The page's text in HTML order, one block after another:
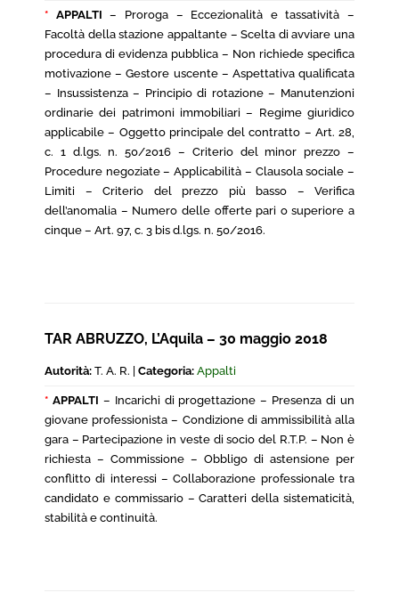
* APPALTI– Proroga – Eccezionalità e tassatività –
Facoltà della stazione appaltante – Scelta di avviare una
procedura di evidenza pubblica – Non richiede specifica
motivazione – Gestore uscente – Aspettativa qualificata
– Insussistenza – Principio di rotazione – Manutenzioni
ordinarie dei patrimoni immobiliari – Regime giuridico
applicabile – Oggetto principale del contratto – Art. 28,
c. 1 d.lgs. n. 50/2016 – Criterio del minor prezzo –
Procedure negoziate – Applicabilità – Clausola sociale –
Limiti – Criterio del prezzo più basso – Verifica
dell’anomalia – Numero delle offerte pari o superiore a
cinque – Art. 97, c. 3 bis d.lgs. n. 50/2016.
TAR ABRUZZO, L’Aquila – 30 maggio 2018
Autorità: T. A. R. | Categoria: Appalti
* APPALTI – Incarichi di progettazione – Presenza di un
giovane professionista – Condizione di ammissibilità alla
gara – Partecipazione in veste di socio del R.T.P. – Non è
richiesta – Commissione – Obbligo di astensione per
conflitto di interessi – Collaborazione professionale tra
candidato e commissario – Caratteri della sistematicità,
stabilità e continuità.